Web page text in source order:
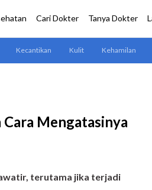
Mengatasinya
terutama jika terjadi